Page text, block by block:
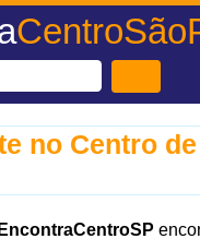
no Centro
EncontraCentroSP